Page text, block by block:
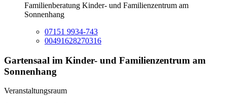
Familienberatung Kinder- und Familienzentrum am
Sonnenhang
07151 9934-743
00491628270316
Gartensaal im Kinder- und Familienzentrum am
Sonnenhang
Veranstaltungsraum